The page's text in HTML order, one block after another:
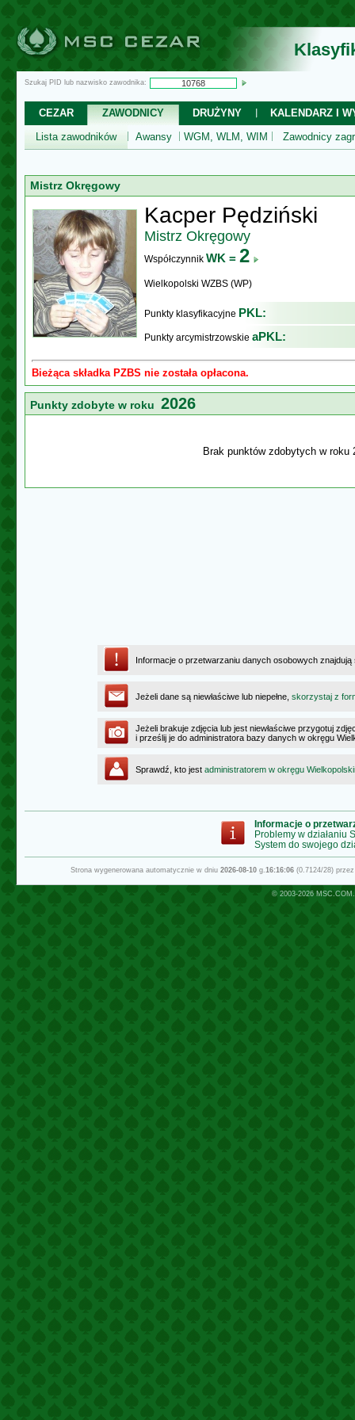
Szukaj PID lub nazwisko zawodnika:
CEZAR ZAWODNICY DRUŻYNY
KALENDARZ I
Lista zawodników
Awansy WGM, WLM, WIM Zawodnicy
Mistrz Okręgowy
Kacper Pędziński
Mistrz Okręgowy
Współczynnik WK = 2
Wielkopolski WZBS (WP)
Punkty klasyfikacyjne PKL:
Punkty arcymistrzowskie aPKL:
Bieżąca składka PZBS nie została opłacona.
Punkty zdobyte w roku 2026
Brak punktów zdobytych w roku
Informacje o przetwarzaniu danych osobowych
Jeżeli dane są niewłaściwe lub niepełne, skorzystaj z
Jeżeli brakuje zdjęcia lub jest niewłaściwe przygotuj
i prześlij je do administratora bazy danych w okręgu
Sprawdź, kto jest administratorem w okręgu
Informacje o
Problemy w działaniu
System do swojego
Strona wygenerowana automatycznie w dniu 2026-08-10g.16:16:06(0.7124/28)
© 2003-2026